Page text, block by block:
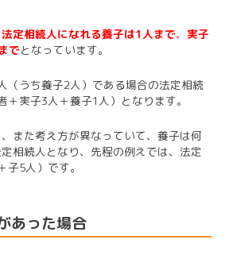
定相続人になれる養子は1人まで、 実子
でとなっています。
（うち養子2人）である場合の法定相続
＋実子3人＋養子1人）となります。
また考え方が異なっていて、養子は何
相続人となり、先程の例えでは、法定
5人）です。
あった場合